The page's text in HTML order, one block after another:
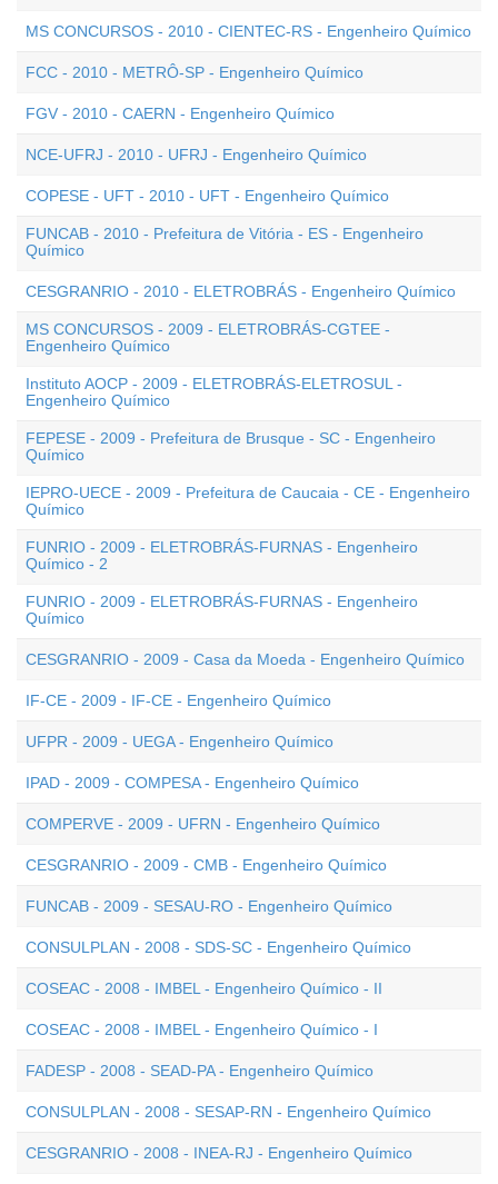
MS CONCURSOS - 2010 - CIENTEC-RS - Engenheiro Químico
FCC - 2010 - METRÔ-SP - Engenheiro Químico
FGV - 2010 - CAERN - Engenheiro Químico
NCE-UFRJ - 2010 - UFRJ - Engenheiro Químico
COPESE - UFT - 2010 - UFT - Engenheiro Químico
FUNCAB - 2010 - Prefeitura de Vitória - ES - Engenheiro
Químico
CESGRANRIO - 2010 - ELETROBRÁS - Engenheiro Químico
MS CONCURSOS - 2009 - ELETROBRÁS-CGTEE -
Engenheiro Químico
Instituto AOCP - 2009 - ELETROBRÁS-ELETROSUL -
Engenheiro Químico
FEPESE - 2009 - Prefeitura de Brusque - SC - Engenheiro
Químico
IEPRO-UECE - 2009 - Prefeitura de Caucaia - CE - Engenheiro
Químico
FUNRIO - 2009 - ELETROBRÁS-FURNAS - Engenheiro
Químico - 2
FUNRIO - 2009 - ELETROBRÁS-FURNAS - Engenheiro
Químico
CESGRANRIO - 2009 - Casa da Moeda - Engenheiro Químico
IF-CE - 2009 - IF-CE - Engenheiro Químico
UFPR - 2009 - UEGA - Engenheiro Químico
IPAD - 2009 - COMPESA - Engenheiro Químico
COMPERVE - 2009 - UFRN - Engenheiro Químico
CESGRANRIO - 2009 - CMB - Engenheiro Químico
FUNCAB - 2009 - SESAU-RO - Engenheiro Químico
CONSULPLAN - 2008 - SDS-SC - Engenheiro Químico
COSEAC - 2008 - IMBEL - Engenheiro Químico - II
COSEAC - 2008 - IMBEL - Engenheiro Químico - I
FADESP - 2008 - SEAD-PA - Engenheiro Químico
CONSULPLAN - 2008 - SESAP-RN - Engenheiro Químico
CESGRANRIO - 2008 - INEA-RJ - Engenheiro Químico